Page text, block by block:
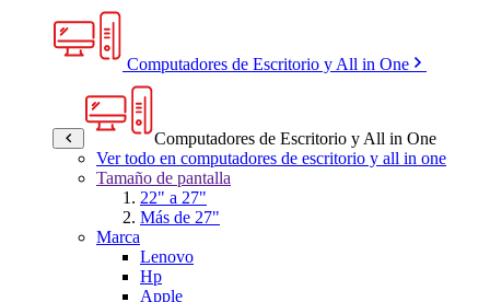
Computadores de Escritorio y All in One
Computadores de Escritorio y All in One
Ver todo en computadores de escritorio y all in one
Tamaño de pantalla
22" a 27"
Más de 27"
Marca
Lenovo
Hp
Apple